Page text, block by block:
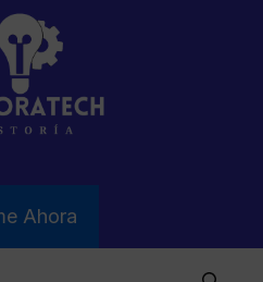
Ahora